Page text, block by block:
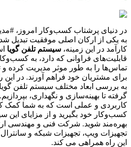
در دنیای پرشتاب کسب‌وکار امروز،
به یکی از ارکان اصلی موفقیت تبدیل
کارآمد در این زمینه، سیستم تلفن گویا
قابلیت‌های فراوانی که دارد، به
تماس‌ها را به طور موثر مدیریت کرده و
برای مشتریان خود فراهم آورند. در این
به بررسی ابعاد مختلف سیستم تلفن
گرفته تا بهینه‌سازی و نگهداری،
کاربردی و عملی است که به شما کمک
کسب‌وکار خود بگیرید و از مزایای این
بهره‌مند شوید. شرکت فنی و مهندسی
تجهیزات ویپ، تجهیزات شبکه و سانترال
این راه همراهی می کند.